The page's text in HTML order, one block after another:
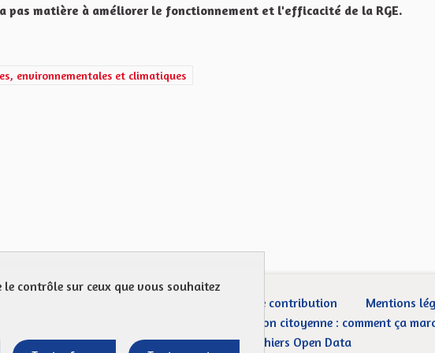
pas matière à améliorer le fonctionnement et l'efficacité de la RGE.
énergétiques, écologiques, environnementales et climatiques
environnementales et climatiques
Charte de contribution
Mentions
Droit d’interpellation citoyenne : comment ça
Télécharger les fichiers Open Data
le contrôle sur ceux que vous souhaitez